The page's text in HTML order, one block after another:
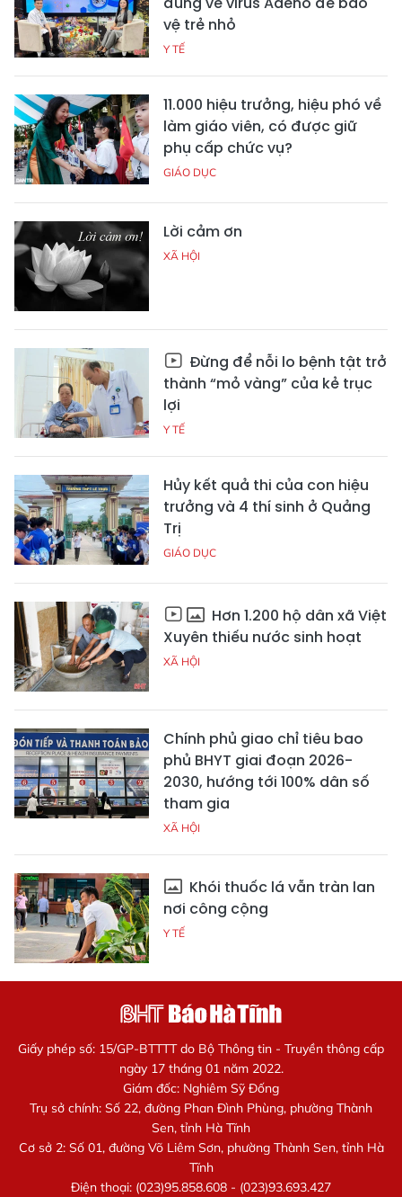
vệ trẻ nhỏ
Y TẾ
11.000 hiệu trưởng, hiệu phó về
làm giáo viên, có được giữ
phụ cấp chức vụ?
GIÁO DỤC
Lời cảm ơn
XÃ HỘI
Đừng để nỗi lo bệnh tật trở
thành “mỏ vàng” của kẻ trục
lợi
Y TẾ
Hủy kết quả thi của con hiệu
trưởng và 4 thí sinh ở Quảng
Trị
GIÁO DỤC
Hơn 1.200 hộ dân xã Việt
Xuyên thiếu nước sinh hoạt
XÃ HỘI
Chính phủ giao chỉ tiêu bao
phủ BHYT giai đoạn 2026-
2030, hướng tới 100% dân số
tham gia
XÃ HỘI
Khói thuốc lá vẫn tràn lan
nơi công cộng
Y TẾ
Giấy phép số: 15/GP-BTTTT do Bộ Thông tin - Truyền thông cấp
ngày 17 tháng 01 năm 2022.
Giám đốc: Nghiêm Sỹ Đống
Trụ sở chính: Số 22, đường Phan Đình Phùng, phường Thành
Sen, tỉnh Hà Tĩnh
Cơ sở 2: Số 01, đường Võ Liêm Sơn, phường Thành Sen, tỉnh Hà
Tĩnh
Điện thoại: (023)95.858.608 - (023)93.693.427